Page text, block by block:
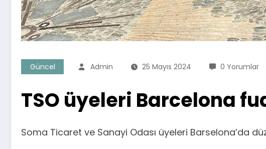
Güncel Admin 25 Mayıs 2024 0 Yorumlar
TSO üyeleri Barcelona
Soma Ticaret ve Sanayi Odası üyeleri Barselona’da